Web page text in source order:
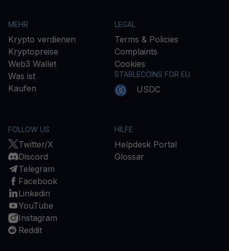
MEHR
Krypto verdienen
Kryptopreise
Web3 Wallet
Was ist
Kaufen
LEGAL
Terms & Policies
Complaints
Cookies
STABLECOINS FOR EU
USDC
FOLLOW US
Twitter/X
Discord
Telegram
Facebook
Linkedin
YouTube
Instagram
Reddit
HILFE
Helpdesk Portal
Glossar